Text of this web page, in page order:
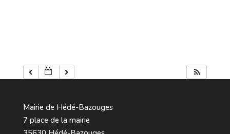
Mairie de Hédé-Bazouges
7 place de la mairie